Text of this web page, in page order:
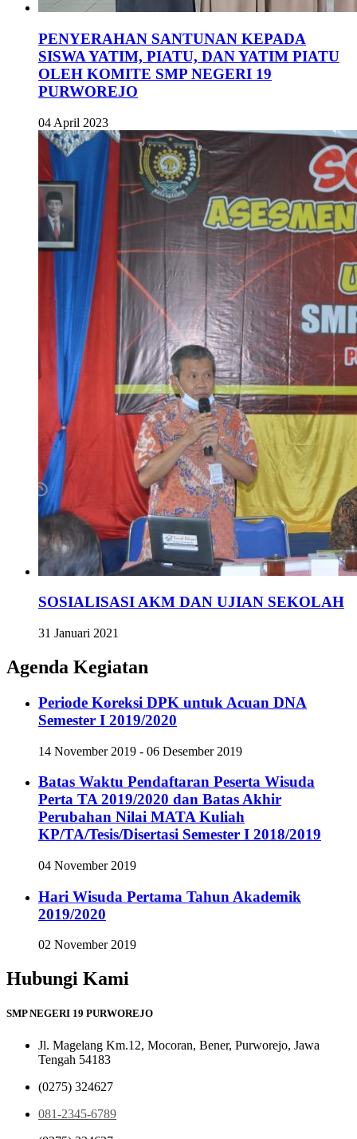
PENYERAHAN SANTUNAN KEPADA
SISWA YATIM, PIATU, DAN YATIM PIATU
OLEH KOMITE SMP NEGERI 19
PURWOREJO
04 April 2023
SOSIALISASI AKM DAN UJIAN SEKOLAH
31 Januari 2021
Agenda Kegiatan
Periode Koreksi DPK untuk Acuan DNA
Semester I 2019/2020
14 November 2019 - 06 Desember 2019
Batas Waktu Pendaftaran Peserta Wisuda
Perta TA 2019/2020 dan Batas Akhir
Perubahan Nilai MATA Kuliah
KP/TA/Tesis/Disertasi Semester I 2018/2019
04 November 2019
Hari Wisuda Pertama Tahun Akademik
2019/2020
02 November 2019
Hubungi Kami
SMP NEGERI 19 PURWOREJO
Jl. Magelang Km.12, Mocoran, Bener, Purworejo, Jawa
Tengah 54183
(0275) 324627
081-2345-6789